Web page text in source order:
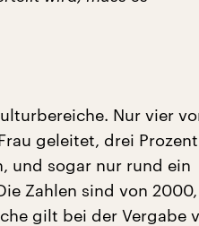
Nur vier
geleitet, drei
und sogar nur rund ein
Zahlen sind von
gilt bei der Vergabe